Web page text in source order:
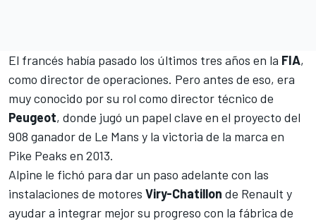
El francés había pasado los últimos tres años en la FIA,
como director de operaciones. Pero antes de eso, era
muy conocido por su rol como director técnico de
Peugeot, donde jugó un papel clave en el proyecto del
908 ganador de Le Mans y la victoria de la marca en
Pike Peaks en 2013.
Alpine le fichó para dar un paso adelante con las
instalaciones de motores Viry-Chatillon de Renault y
ayudar a integrar mejor su progreso con la fábrica de